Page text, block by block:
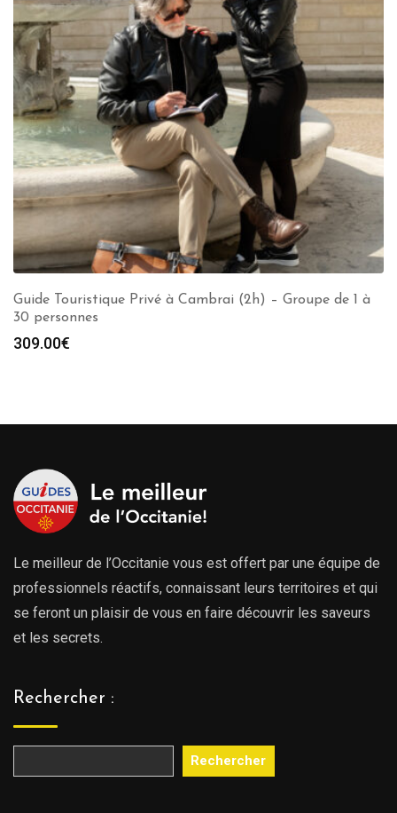
Guide Touristique Privé à Cambrai (2h) – Groupe de 1 à
30 personnes
309.00€
Le meilleur de l’Occitanie vous est offert par une équipe de
professionnels réactifs, connaissant leurs territoires et qui
se feront un plaisir de vous en faire découvrir les saveurs
et les secrets.
Rechercher :
Rechercher